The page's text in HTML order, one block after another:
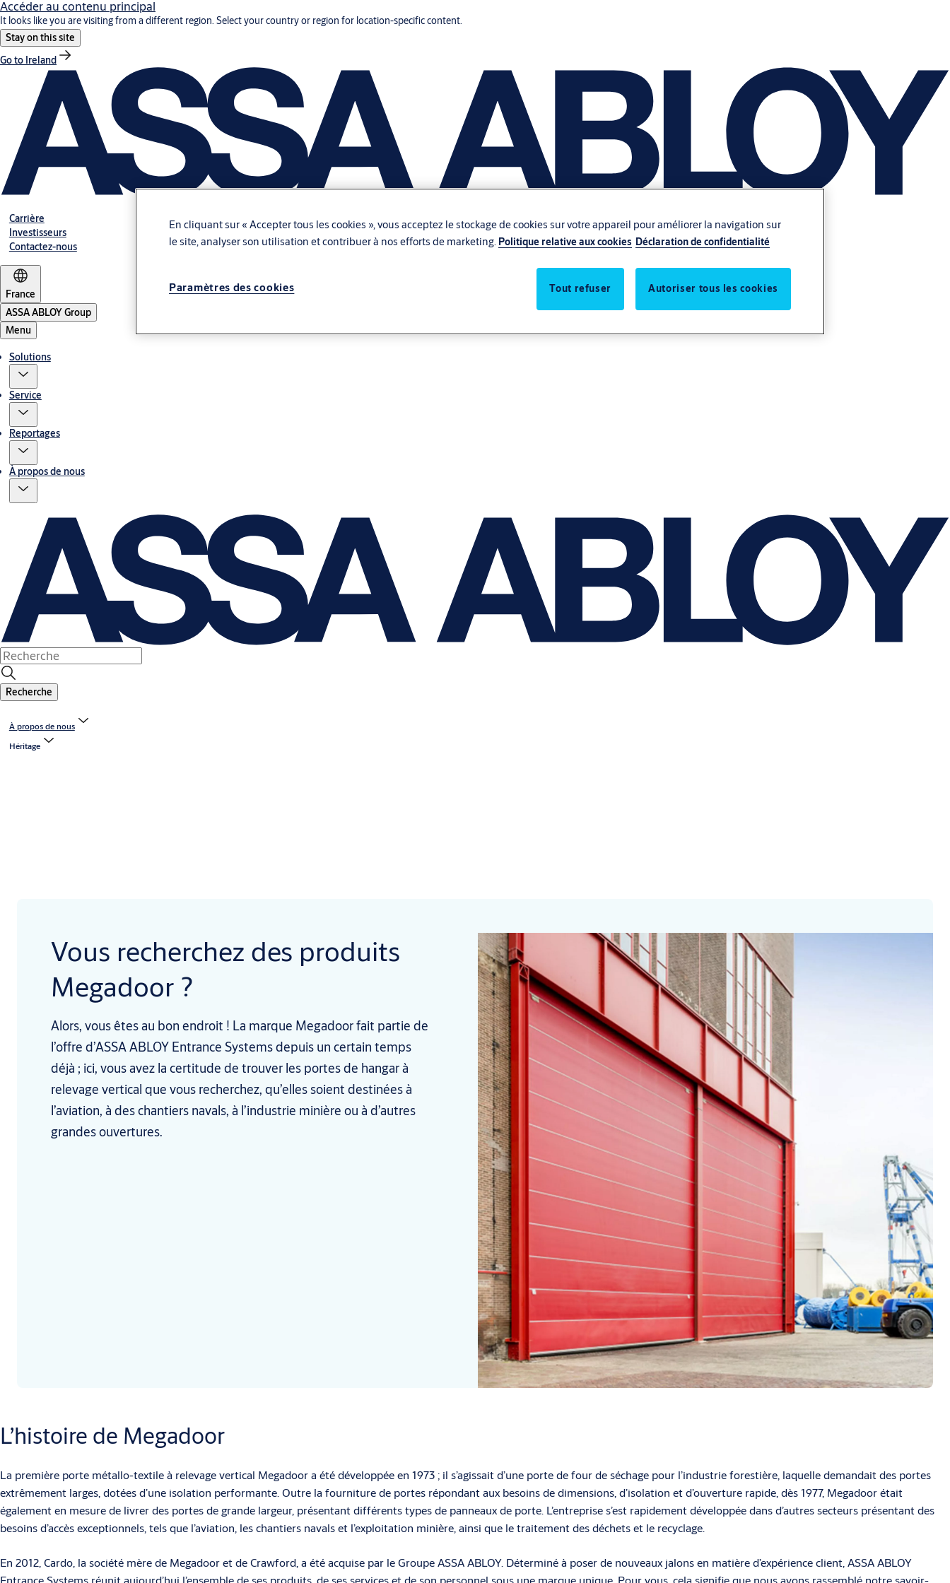
Accéder au contenu principal
It looks like you are visiting from a different region. Select your country or region for location-specific content.
Stay on this site
Go to Ireland
Carrière
Investisseurs
Contactez-nous
France
ASSA ABLOY Group
Menu
Solutions
Service
Reportages
À propos de nous
Recherche
À propos de nous
Héritage
Vous recherchez des produits
Megadoor ?
Alors, vous êtes au bon endroit ! La marque Megadoor fait partie de
l’offre d’ASSA ABLOY Entrance Systems depuis un certain temps
déjà ; ici, vous avez la certitude de trouver les portes de hangar à
relevage vertical que vous recherchez, qu’elles soient destinées à
l’aviation, à des chantiers navals, à l’industrie minière ou à d’autres
grandes ouvertures.
L’histoire de Megadoor
La première porte métallo-textile à relevage vertical Megadoor a été développée en 1973 ; il s’agissait d’une porte de four de séchage pour l’industrie forestière, laquelle demandait des portes
extrêmement larges, dotées d’une isolation performante. Outre la fourniture de portes répondant aux besoins de dimensions, d’isolation et d’ouverture rapide, dès 1977, Megadoor était
également en mesure de livrer des portes de grande largeur, présentant différents types de panneaux de porte. L’entreprise s’est rapidement développée dans d’autres secteurs présentant des
besoins d’accès exceptionnels, tels que l’aviation, les chantiers navals et l’exploitation minière, ainsi que le traitement des déchets et le recyclage.
En 2012, Cardo, la société mère de Megadoor et de Crawford, a été acquise par le Groupe ASSA ABLOY. Déterminé à poser de nouveaux jalons en matière d’expérience client, ASSA ABLOY
Entrance Systems réunit aujourd’hui l’ensemble de ses produits, de ses services et de son personnel sous une marque unique. Pour vous, cela signifie que nous avons rassemblé notre savoir-
En cliquant sur « Accepter tous les cookies », vous acceptez le stockage de cookies sur votre appareil pour améliorer la navigation sur
le site, analyser son utilisation et contribuer à nos efforts de marketing. Politique relative aux cookies Déclaration de confidentialité
Paramètres des cookies Tout refuser Autoriser tous les cookies